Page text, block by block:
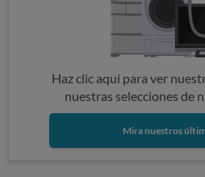
Haz clic aquí para ver
nuestras selecciones de
Mira nuestros